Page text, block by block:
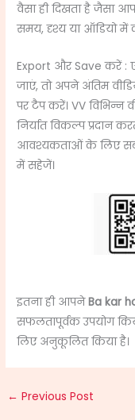
वैसा ही दिखता है जैसा
समय, दृश्य या ऑडियो
Export और Save करें :
जाएं, तो अपने अंतिम
पर टैप करें। VV विभिन्न
निर्यात विकल्प प्रदान
आवश्यकताओं के लिए
में सहेजें।
इतना ही आपनेBa kar
सफलतापूर्वक उपयोग
लिए अनुकूलित किया है।
← Previous Post